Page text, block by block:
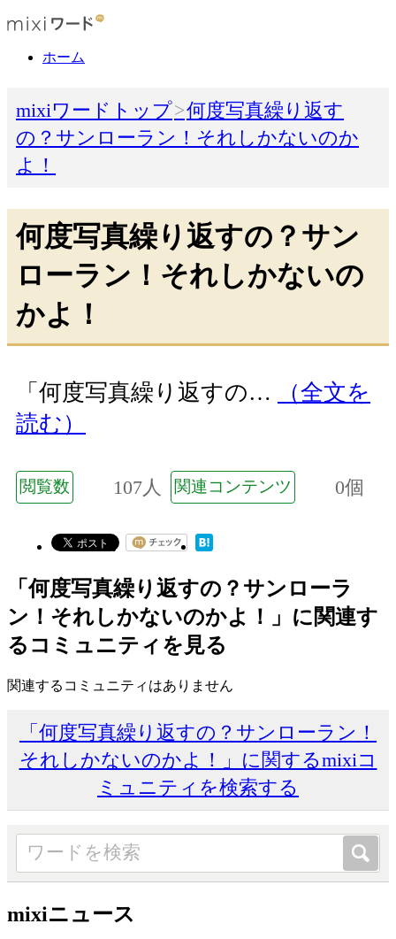
ホーム
mixiワードトップ
何度写真繰り返す
の？サンローラン！それしかないのか
よ！
何度写真繰り返すの？サン
ローラン！それしかないの
かよ！
「何度写真繰り返すの…
（全文を
読む）
閲覧数 107人 関連コンテンツ 0個
「何度写真繰り返すの？サンローラ
ン！それしかないのかよ！」に関連す
るコミュニティを見る
関連するコミュニティはありません
「何度写真繰り返すの？サンローラン！
それしかないのかよ！」に関するmixiコ
ミュニティを検索する
mixiニュース